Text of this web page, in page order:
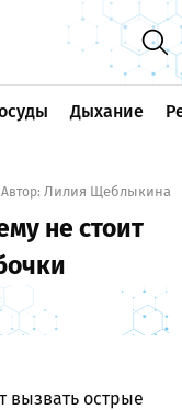
Дыхание
Автор: Лилия Щеблыкина
не стоит
вызвать острые